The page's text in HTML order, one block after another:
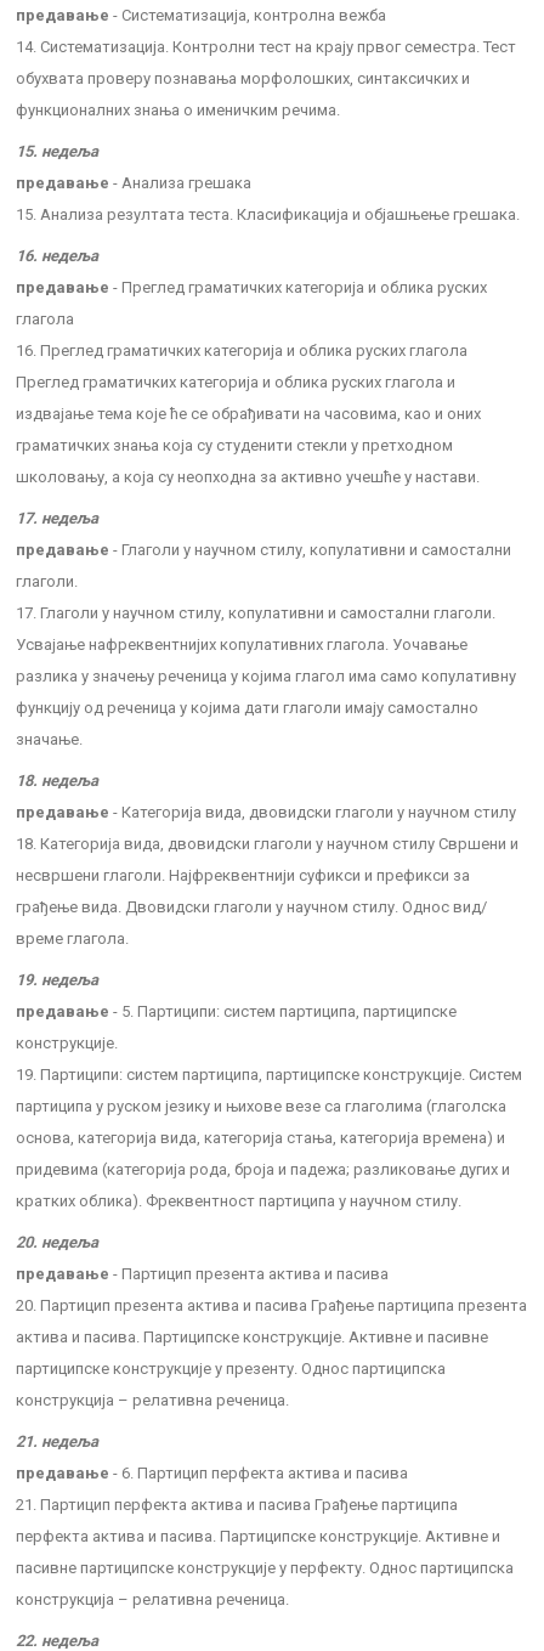
предавање - Систематизација, контролна вежба
14. Систематизација. Контролни тест на крају првог семестра. Тест
обухвата проверу познавања морфолошких, синтаксичких и
функционалних знања о именичким речима.
15. недеља
предавање - Анализа грешака
15. Анализа резултата теста. Класификација и објашњење грешака.
16. недеља
предавање - Преглед граматичких категорија и облика руских
глагола
16. Преглед граматичких категорија и облика руских глагола
Преглед граматичких категорија и облика руских глагола и
издвајање тема које ће се обрађивати на часовима, као и оних
граматичких знања која су студенити стекли у претходном
школовању, а која су неопходна за активно учешће у настави.
17. недеља
предавање - Глаголи у научном стилу, копулативни и самостални
глаголи.
17. Глаголи у научном стилу, копулативни и самостални глаголи.
Усвајање нафреквентнијих копулативних глагола. Уочавање
разлика у значењу реченица у којима глагол има само копулативну
функцију од реченица у којима дати глаголи имају самостално
значање.
18. недеља
предавање - Категорија вида, двовидски глаголи у научном стилу
18. Категорија вида, двовидски глаголи у научном стилу Свршени и
несвршени глаголи. Најфреквентнији суфикси и префикси за
грађење вида. Двовидски глаголи у научном стилу. Однос вид/
време глагола.
19. недеља
предавање - 5. Партиципи: систем партиципа, партиципске
конструкције.
19. Партиципи: систем партиципа, партиципске конструкције. Систем
партиципа у руском језику и њихове везе са глаголима (глаголска
основа, категорија вида, категорија стања, категорија времена) и
придевима (категорија рода, броја и падежа; разликовање дугих и
кратких облика). Фреквентност партиципа у научном стилу.
20. недеља
предавање - Партицип презента актива и пасива
20. Партицип презента актива и пасива Грађење партиципа презента
актива и пасива. Партиципске конструкције. Активне и пасивне
партиципске конструкције у презенту. Однос партиципска
конструкција – релативна реченица.
21. недеља
предавање - 6. Партицип перфекта актива и пасива
21. Партицип перфекта актива и пасива Грађење партиципа
перфекта актива и пасива. Партиципске конструкције. Активне и
пасивне партиципске конструкције у перфекту. Однос партиципска
конструкција – релативна реченица.
22. недеља